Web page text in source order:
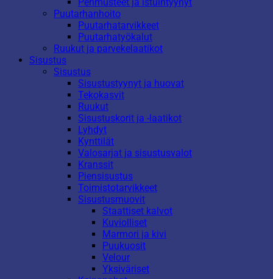
Puutarhanhoito
Puutarhatarvikkeet
Puutarhatyökalut
Ruukut ja parvekelaatikot
Sisustus
Sisustus
Sisustustyynyt ja huovat
Tekokasvit
Ruukut
Sisustuskorit ja -laatikot
Lyhdyt
Kynttilät
Valosarjat ja sisustusvalot
Kranssit
Piensisustus
Toimistotarvikkeet
Sisustusmuovit
Staattiset kalvot
Kuviolliset
Marmori ja kivi
Puukuosit
Velour
Yksiväriset